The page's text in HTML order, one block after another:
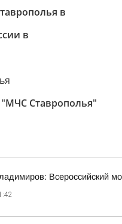
в
в
Ставрополья"
Всероссийский